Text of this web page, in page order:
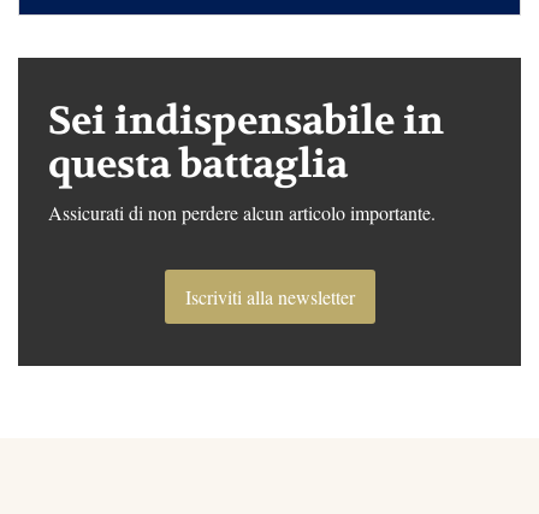
Sei indispensabile in
questa battaglia
Assicurati di non perdere alcun articolo importante.
Iscriviti alla newsletter